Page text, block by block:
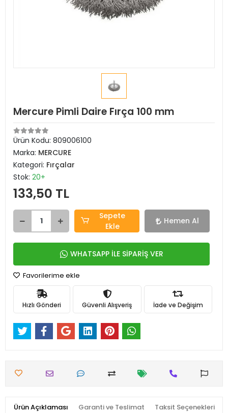
Mercure Pimli Daire Fırça 100 mm
Ürün Kodu: 809006100
Marka: MERCURE
Kategori: Fırçalar
Stok: 20+
133,50 TL
Sepete
Ekle
Hemen Al
WHATSAPP İLE SİPARİŞ VER
Favorilerime ekle
Hızlı Gönderi Güvenli Alışveriş İade ve Değişim
Ürün Açıklaması Garanti ve Teslimat Taksit Seçenekleri